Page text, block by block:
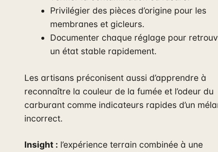
Privilégier des pièces d’origine pour les
membranes et gicleurs.
Documenter chaque réglage pour
un état stable rapidement.
Les artisans préconisent aussi d’apprendre à
reconnaître la couleur de la fumée et l’odeur du
carburant comme indicateurs rapides d’un
incorrect.
Insight : l’expérience terrain combinée à une